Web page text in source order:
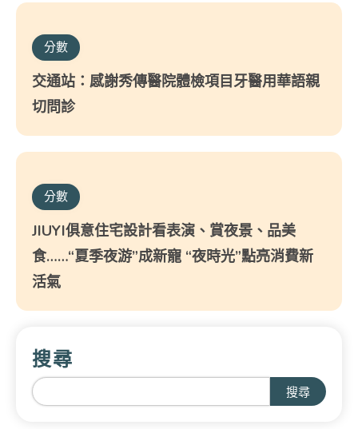
分數
交通站：感謝秀傳醫院體檢項目牙醫用華語親
切問診
分數
JIUYI俱意住宅設計看表演、賞夜景、品美
食……“夏季夜游”成新寵 “夜時光”點亮消費新
活氣
搜尋
搜尋